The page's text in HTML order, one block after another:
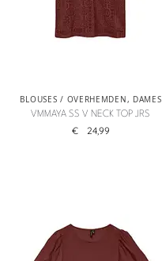
BLOUSES / OVERHEMDEN, DAMES
VMMAYA SS V NECK TOP JRS
€ 24,99